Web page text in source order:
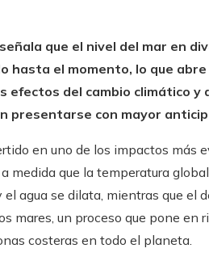
que el nivel del mar en
hasta el momento, lo que
efectos del cambio climático
presentarse con mayor
en uno de los impactos más
medida que la temperatura
agua se dilata, mientras que el
mares, un proceso que pone en
costeras en todo el planeta.